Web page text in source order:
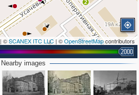
6
2
2
6
6
4
2
2
| ©SCANEX ITC LLC | ©OpenStreetMapcontributors
2000
Nearby images